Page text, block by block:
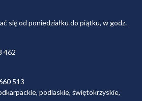
się od poniedziałku do piątku, w godz.
462
513
podlaskie, świętokrzyskie,